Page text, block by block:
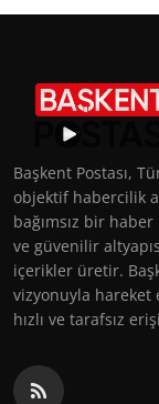
Başkent Postası,
objektif habercilik
bağımsız bir
ve güvenilir
içerikler üretir.
vizyonuyla
hızlı ve tarafsız